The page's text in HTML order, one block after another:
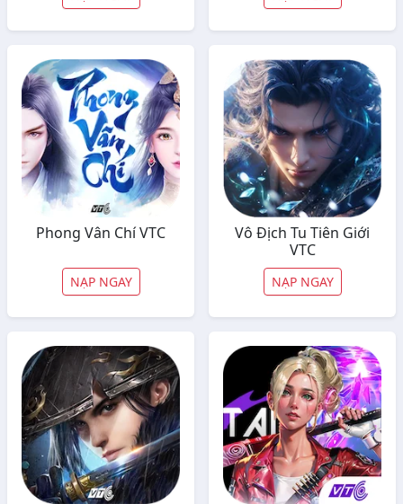
Phong Vân Chí VTC
NẠP NGAY
Vô Địch Tu Tiên Giới
VTC
NẠP NGAY